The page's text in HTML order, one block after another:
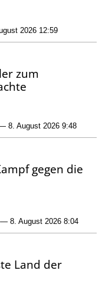
2026 12:59
zum
8. August 2026 9:48
gegen die
8. August 2026 8:04
Land der